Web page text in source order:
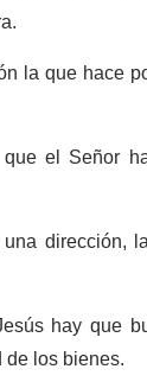
la que hace
el Señor
dirección,
hay que
los bienes.